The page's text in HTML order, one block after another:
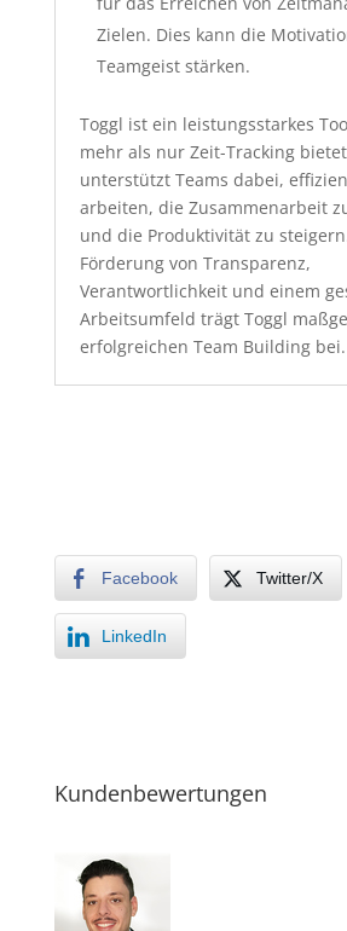
Zielen. Dies kann die
Teamgeist stärken.
Toggl ist ein leistungsstarkes
mehr als nur Zeit-Tracking
unterstützt Teams dabei,
arbeiten, die Zusammenarbeit
und die Produktivität zu
Förderung von Transparenz,
Verantwortlichkeit und einem
Arbeitsumfeld trägt Toggl
erfolgreichen Team Building bei.
Facebook Twitter/X
LinkedIn
Kundenbewertungen